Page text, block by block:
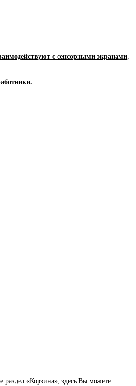
с сенсорными экранами
«Корзина», здесь Вы можете